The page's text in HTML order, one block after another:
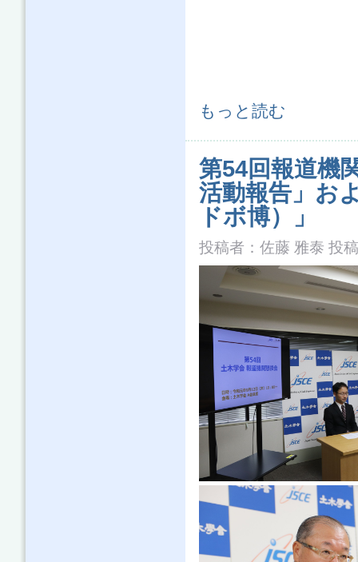
第55回報道機関懇談会「令和元年
委員会」の活動成果」 について
もっと読む
第54回報道機
活動報告」お
ドボ博）」
投稿者： 佐藤 雅泰 投